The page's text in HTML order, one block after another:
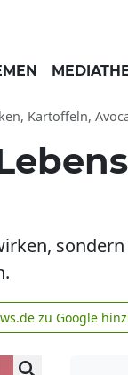
Kartoffeln,
news.de
zu Google